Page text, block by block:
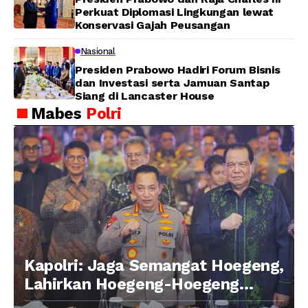
Perkuat Diplomasi Lingkungan lewat
Konservasi Gajah Peusangan
Nasional
Presiden Prabowo Hadiri Forum Bisnis
dan Investasi serta Jamuan Santap
Siang di Lancaster House
Mabes Polri
Kapolri: Jaga Semangat Hoegeng,
Lahirkan Hoegeng-Hoegeng
Berikutnya